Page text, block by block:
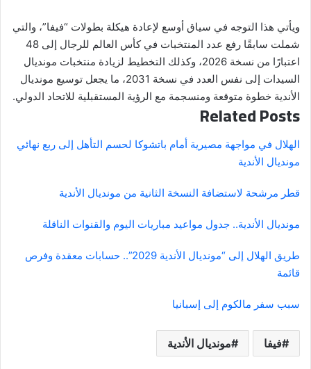
ويأتي هذا التوجه في سياق أوسع لإعادة هيكلة بطولات “فيفا”، والتي
شملت سابقًا رفع عدد المنتخبات في كأس العالم للرجال إلى 48
اعتبارًا من نسخة 2026، وكذلك التخطيط لزيادة منتخبات مونديال
السيدات إلى نفس العدد في نسخة 2031، ما يجعل توسيع مونديال
الأندية خطوة متوقعة ومنسجمة مع الرؤية المستقبلية للاتحاد الدولي.
Related Posts
الهلال في مواجهة مصيرية أمام باتشوكا لحسم التأهل إلى ربع نهائي
مونديال الأندية
قطر مرشحة لاستضافة النسخة الثانية من مونديال الأندية
مونديال الأندية.. جدول مواعيد مباريات اليوم والقنوات الناقلة
طريق الهلال إلى “مونديال الأندية 2029”.. حسابات معقدة وفرص
قائمة
سبب سفر مالكوم إلى إسبانيا
فيفا مونديال الأندية